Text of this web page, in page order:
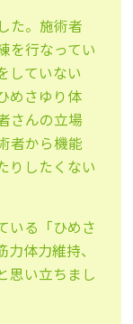
た。施術者
を行なってい
していない
めさゆり体
さんの立場
者から機能
りしたくない
いる「ひめさ
体力維持、
思い立ちまし